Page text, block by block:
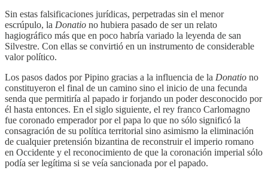
Sin estas falsificaciones jurídicas, perpetradas sin el menor
escrúpulo, la Donatio no hubiera pasado de ser un relato
hagiográfico más que en poco habría variado la leyenda de san
Silvestre. Con ellas se convirtió en un instrumento de considerable
valor político.
Los pasos dados por Pipino gracias a la influencia de la Donatio no
constituyeron el final de un camino sino el inicio de una fecunda
senda que permitiría al papado ir forjando un poder desconocido por
él hasta entonces. En el siglo siguiente, el rey franco Carlomagno
fue coronado emperador por el papa lo que no sólo significó la
consagración de su política territorial sino asimismo la eliminación
de cualquier pretensión bizantina de reconstruir el imperio romano
en Occidente y el reconocimiento de que la coronación imperial sólo
podía ser legítima si se veía sancionada por el papado.